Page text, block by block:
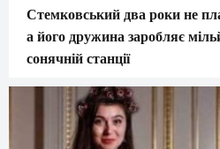
Стемковський два роки не
а його дружина заробляє
сонячній станції